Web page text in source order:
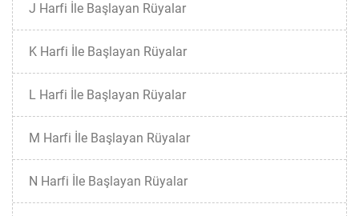
J Harfi İle Başlayan Rüyalar
K Harfi İle Başlayan Rüyalar
L Harfi İle Başlayan Rüyalar
M Harfi İle Başlayan Rüyalar
N Harfi İle Başlayan Rüyalar